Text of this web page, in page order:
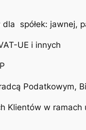
spółek: jawnej,
UE i innych
Podatkowym,
Klientów w